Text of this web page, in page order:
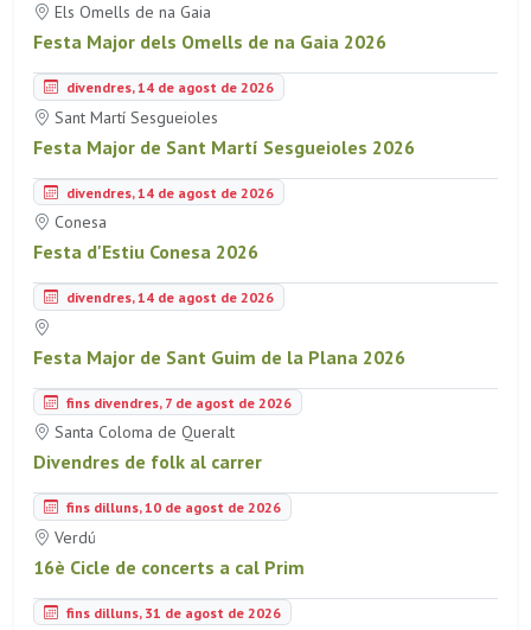
Els Omells de na Gaia
Festa Major dels Omells de na Gaia 2026
divendres, 14 de agost de 2026
Sant Martí Sesgueioles
Festa Major de Sant Martí Sesgueioles 2026
divendres, 14 de agost de 2026
Conesa
Festa d'Estiu Conesa 2026
divendres, 14 de agost de 2026
Festa Major de Sant Guim de la Plana 2026
fins divendres, 7 de agost de 2026
Santa Coloma de Queralt
Divendres de folk al carrer
fins dilluns, 10 de agost de 2026
Verdú
16è Cicle de concerts a cal Prim
fins dilluns, 31 de agost de 2026